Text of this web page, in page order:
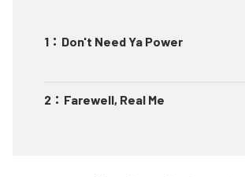
1 ： Don't Need Ya Power
2 ： Farewell, Real Me